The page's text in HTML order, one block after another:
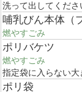
洗って出してくださ
哺乳びん本体（
燃やすごみ
ポリバケツ
燃やすごみ
指定袋に入らない大
ポリ袋